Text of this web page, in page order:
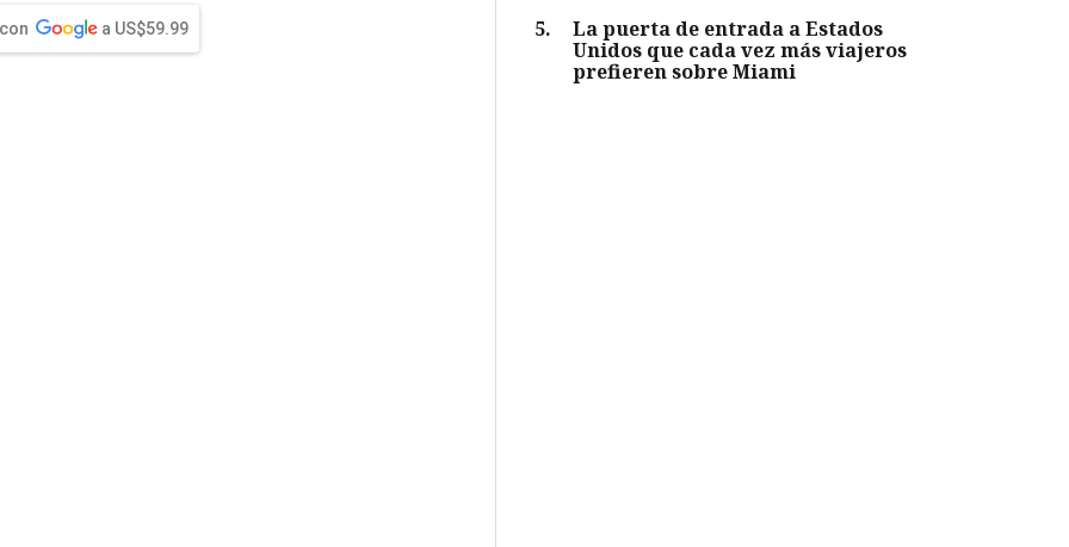
5.
La puerta de entrada a Estados
Unidos que cada vez más viajeros
prefieren sobre Miami